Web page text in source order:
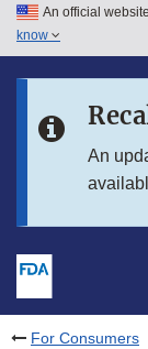
Skip to main
Skip to in this
An official
know
An
For Consumers